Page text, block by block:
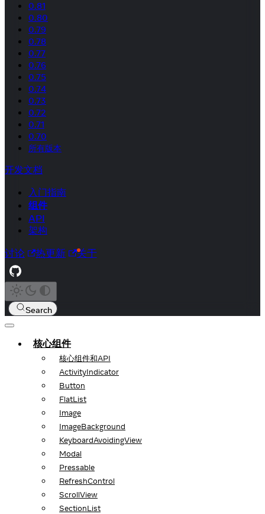
0.81
0.80
0.79
0.78
0.77
0.76
0.75
0.74
0.73
0.72
0.71
0.70
所有版本
开发文档
入门指南
组件
API
架构
讨论 热更新 关于
Search
核心组件
核心组件和API
ActivityIndicator
Button
FlatList
Image
ImageBackground
KeyboardAvoidingView
Modal
Pressable
RefreshControl
ScrollView
SectionList